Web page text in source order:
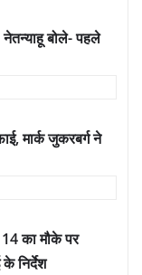
बोले- पहले
मार्क जुकरबर्ग ने
का मौके पर
निर्देश